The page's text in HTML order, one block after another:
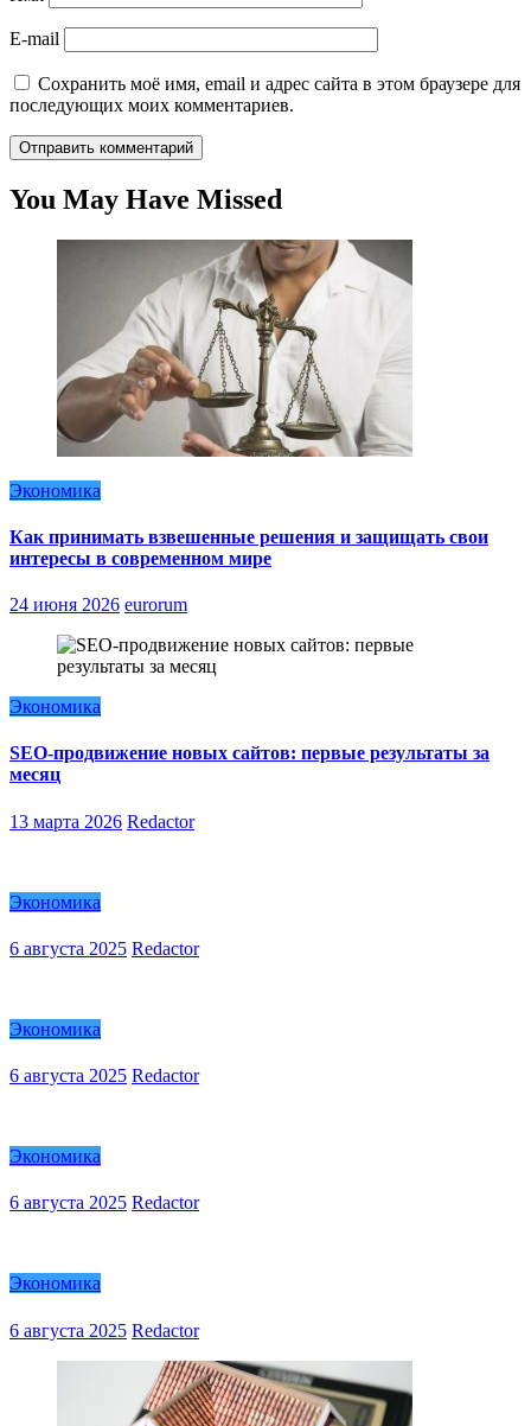
E-mail
Сохранить моё имя, email и адрес сайта в этом браузере для
последующих моих комментариев.
You May Have Missed
Экономика
Как принимать взвешенные решения и защищать свои
интересы в современном мире
24 июня 2026 eurorum
Экономика
SEO-продвижение новых сайтов: первые результаты за
месяц
13 марта 2026 Redactor
Экономика
6 августа 2025 Redactor
Экономика
6 августа 2025 Redactor
Экономика
6 августа 2025 Redactor
Экономика
6 августа 2025 Redactor